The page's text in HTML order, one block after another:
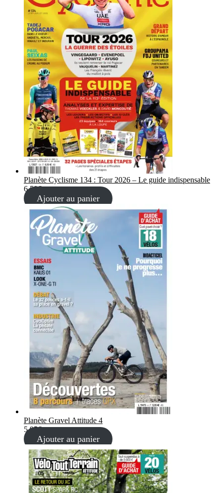
Planète Cyclisme 134 : Tour 2026 – Le guide indispensable
6,50€
Ajouter au panier
Planète Gravel Attitude 4
5,95€
Ajouter au panier